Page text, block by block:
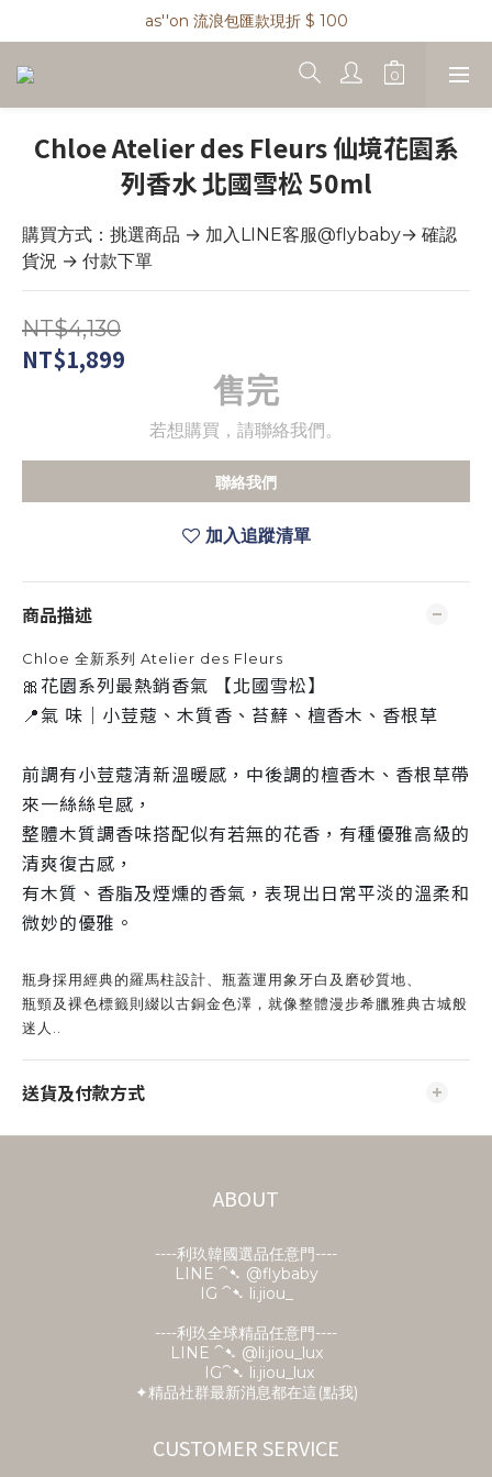
as''on 流浪包兩件免運 !
as''on 流浪包匯款現折 $ 100
精品類商品私訊小編 !
as''on 流浪包兩件免運 !
Chloe Atelier des Fleurs 仙境花園系
列香水 北國雪松 50ml
購買方式：挑選商品 → 加入LINE客服@flybaby→ 確認
貨況 → 付款下單
NT$4,130
NT$1,899
售完
若想購買，請聯絡我們。
聯絡我們
加入追蹤清單
商品描述
Chloe 全新系列 Atelier des Fleurs
🎀花園系列最熱銷香氣 【北國雪松】
📍氣 味｜小荳蔻、木質香、苔蘚、檀香木、香根草
前調有小荳蔻清新溫暖感，中後調的檀香木、香根草帶
來一絲絲皂感，
整體木質調香味搭配似有若無的花香， 有種優雅高級的
清爽復古感，
有木質、香脂及煙燻的香氣，表現出日常平淡的溫柔和
微妙的優雅。
瓶身採用經典的羅馬柱設計、瓶蓋運用象牙白及磨砂質地、
瓶頸及裸色標籤則綴以古銅金色澤，就像整體漫步希臘雅典古城般
迷人..
送貨及付款方式
ABOUT
----利玖韓國選品任意門----
LINE ⁀➷ @flybaby
IG ⁀➷ li.jiou_
----利玖全球精品任意門----
LINE ⁀➷ @li.jiou_lux
IG⁀➷ li.jiou_lux
✦精品社群最新消息都在這(點我)
CUSTOMER SERVICE